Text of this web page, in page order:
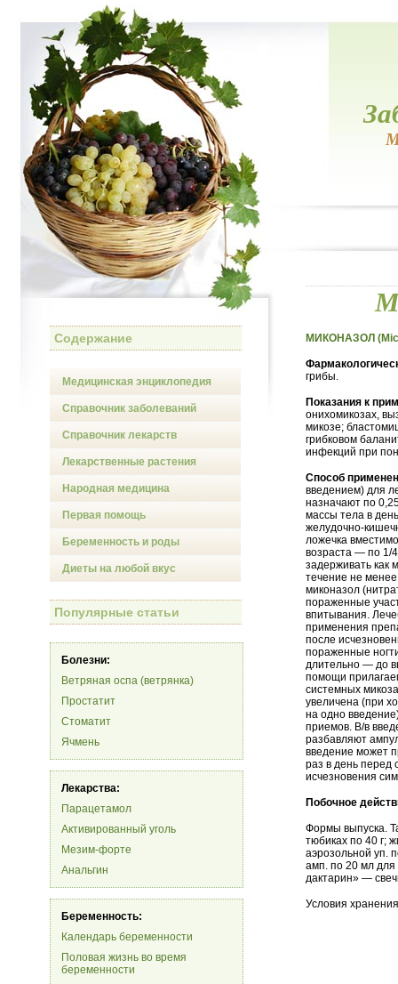
Содержание
Медицинская энциклопедия
Справочник заболеваний
Справочник лекарств
Лекарственные растения
Народная медицина
Первая помощь
Беременность и роды
Диеты на любой вкус
Популярные статьи
Болезни:
Ветряная оспа (ветрянка)
Простатит
Стоматит
Ячмень
Лекарства:
Парацетамол
Активированный уголь
Мезим-форте
Анальгин
Беременность:
Календарь беременности
Половая жизнь во время
беременности
МИКОНАЗОЛ
грибы.
Показания к
онихомикозах,
микозе;
грибковом
инфекций при
Способ
введением) для
назначают по
массы тела в
желудочно-
ложечка
возраста — по 1/4
задерживать как
течение не
миконазол
пораженные
впитывания.
применения
после
пораженные
длительно — до
помощи
системных
увеличена (при
на одно
приемов. В/в
разбавляют
введение может
раз в день перед
исчезновения
Побочное
Формы выпуска.
тюбиках по 40 г;
аэрозольной уп.
амп. по 20 мл для
дактарин» —
Условия